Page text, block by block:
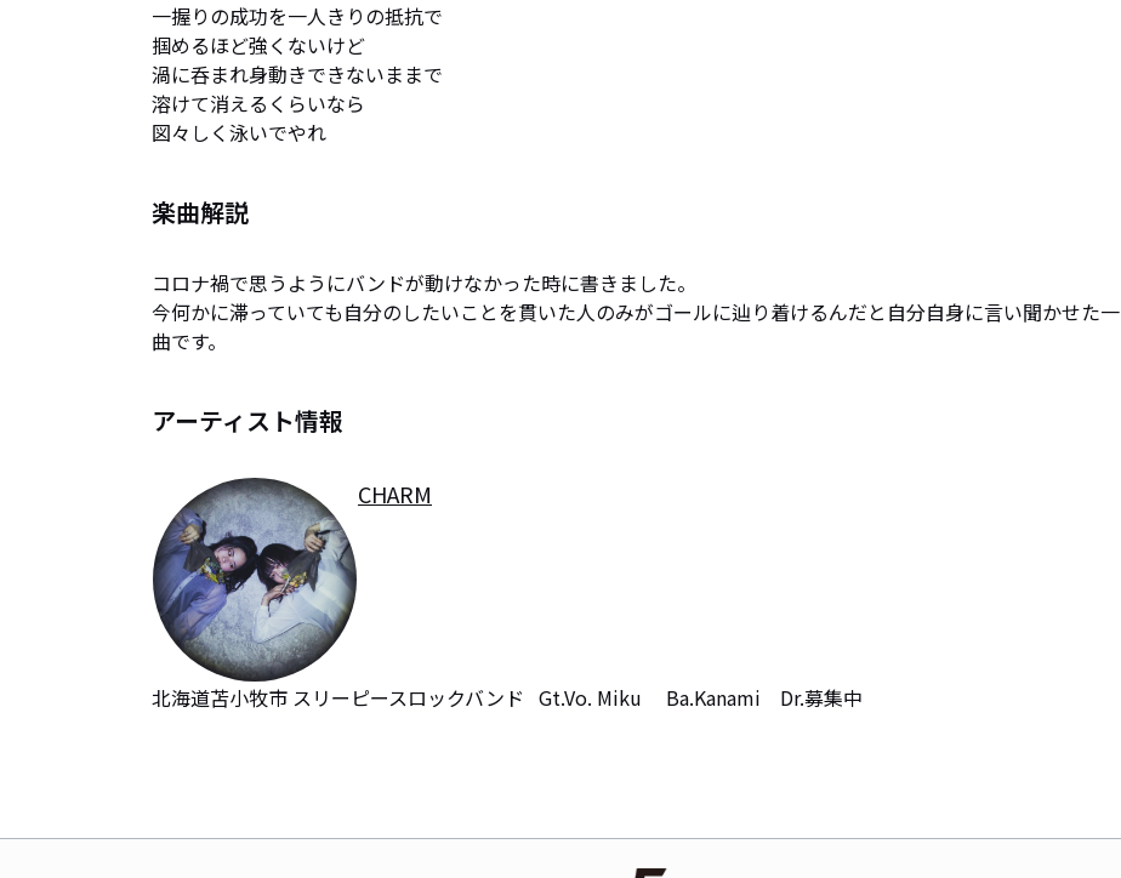
一握りの成功を一人きりの抵抗で
掴めるほど強くないけど
渦に呑まれ身動きできないままで
溶けて消えるくらいなら
図々しく泳いでやれ
楽曲解説
コロナ禍で思うようにバンドが動けなかった時に書きました。
今何かに滞っていても自分のしたいことを貫いた人のみがゴールに辿り着けるんだと自分自身に言い聞かせた一
曲です。
アーティスト情報
CHARM
北海道苫小牧市 スリーピースロックバンド   Gt.Vo. Miku     Ba.Kanami    Dr.募集中